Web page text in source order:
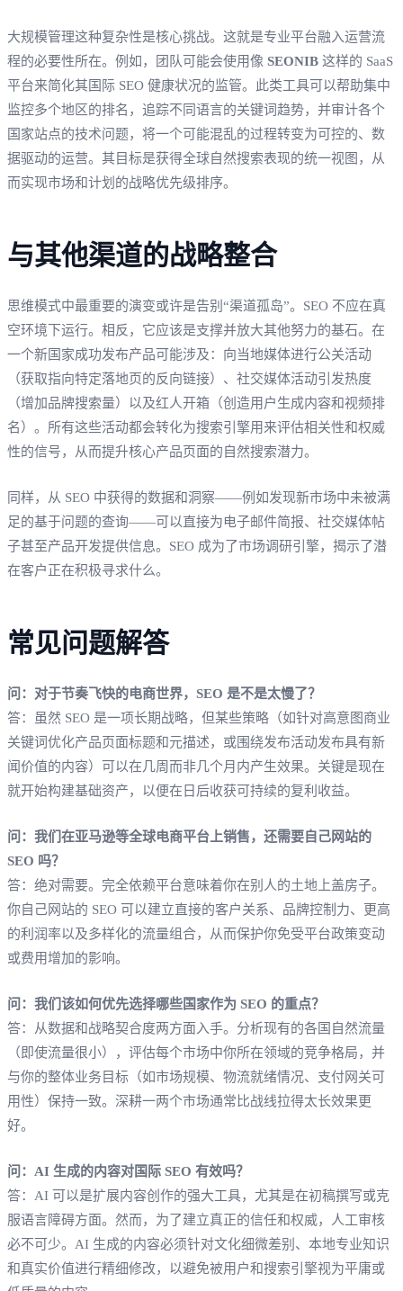
大规模管理这种复杂性是核心挑战。这就是专业平台融入运营流
程的必要性所在。例如，团队可能会使用像 SEONIB 这样的 SaaS
平台来简化其国际 SEO 健康状况的监管。此类工具可以帮助集中
监控多个地区的排名，追踪不同语言的关键词趋势，并审计各个
国家站点的技术问题，将一个可能混乱的过程转变为可控的、数
据驱动的运营。其目标是获得全球自然搜索表现的统一视图，从
而实现市场和计划的战略优先级排序。
与其他渠道的战略整合
思维模式中最重要的演变或许是告别“渠道孤岛”。SEO 不应在真
空环境下运行。相反，它应该是支撑并放大其他努力的基石。在
一个新国家成功发布产品可能涉及：向当地媒体进行公关活动
（获取指向特定落地页的反向链接）、社交媒体活动引发热度
（增加品牌搜索量）以及红人开箱（创造用户生成内容和视频排
名）。所有这些活动都会转化为搜索引擎用来评估相关性和权威
性的信号，从而提升核心产品页面的自然搜索潜力。
同样，从 SEO 中获得的数据和洞察——例如发现新市场中未被满
足的基于问题的查询——可以直接为电子邮件简报、社交媒体帖
子甚至产品开发提供信息。SEO 成为了市场调研引擎，揭示了潜
在客户正在积极寻求什么。
常见问题解答
问：对于节奏飞快的电商世界，SEO 是不是太慢了？
答：虽然 SEO 是一项长期战略，但某些策略（如针对高意图商业
关键词优化产品页面标题和元描述，或围绕发布活动发布具有新
闻价值的内容）可以在几周而非几个月内产生效果。关键是现在
就开始构建基础资产，以便在日后收获可持续的复利收益。
问：我们在亚马逊等全球电商平台上销售，还需要自己网站的
SEO 吗？
答：绝对需要。完全依赖平台意味着你在别人的土地上盖房子。
你自己网站的 SEO 可以建立直接的客户关系、品牌控制力、更高
的利润率以及多样化的流量组合，从而保护你免受平台政策变动
或费用增加的影响。
问：我们该如何优先选择哪些国家作为 SEO 的重点？
答：从数据和战略契合度两方面入手。分析现有的各国自然流量
（即使流量很小），评估每个市场中你所在领域的竞争格局，并
与你的整体业务目标（如市场规模、物流就绪情况、支付网关可
用性）保持一致。深耕一两个市场通常比战线拉得太长效果更
好。
问：AI 生成的内容对国际 SEO 有效吗？
答：AI 可以是扩展内容创作的强大工具，尤其是在初稿撰写或克
服语言障碍方面。然而，为了建立真正的信任和权威，人工审核
必不可少。AI 生成的内容必须针对文化细微差别、本地专业知识
和真实价值进行精细修改，以避免被用户和搜索引擎视为平庸或